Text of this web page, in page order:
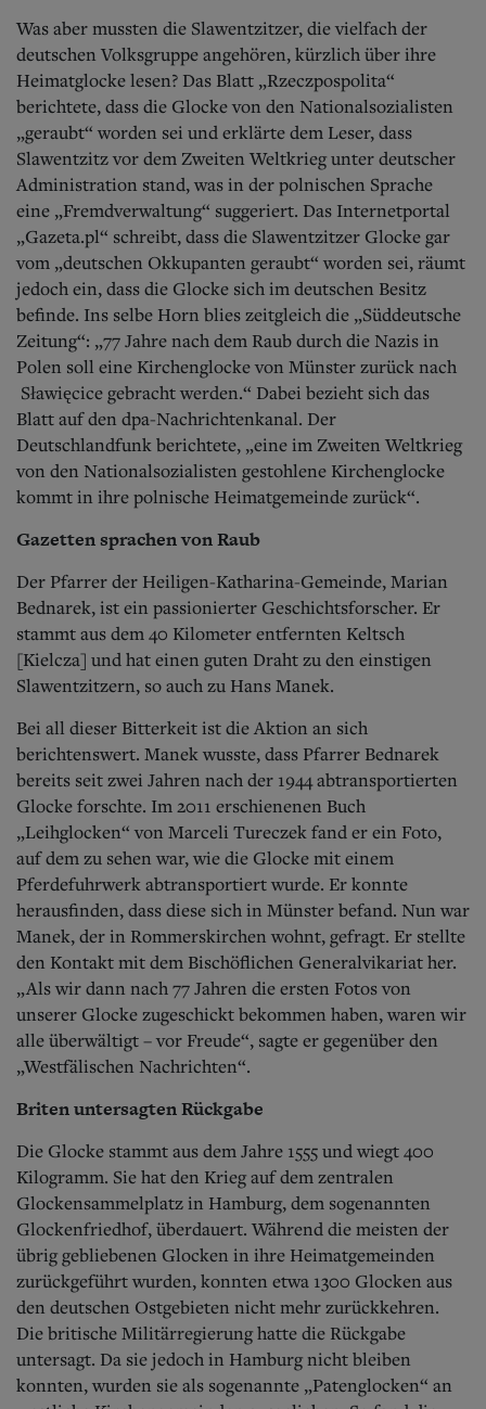
Was aber mussten die Slawentzitzer, die vielfach der
deutschen Volksgruppe angehören, kürzlich über ihre
Heimatglocke lesen? Das Blatt „Rzeczpospolita“
berichtete, dass die Glocke von den Nationalsozialisten
„geraubt“ worden sei und erklärte dem Leser, dass
Slawentzitz vor dem Zweiten Weltkrieg unter deutscher
Administration stand, was in der polnischen Sprache
eine „Fremdverwaltung“ suggeriert. Das Internetportal
„Gazeta.pl“ schreibt, dass die Slawentzitzer Glocke gar
vom „deutschen Okkupanten geraubt“ worden sei, räumt
jedoch ein, dass die Glocke sich im deutschen Besitz
befinde. Ins selbe Horn blies zeitgleich die „Süddeutsche
Zeitung“: „77 Jahre nach dem Raub durch die Nazis in
Polen soll eine Kirchenglocke von Münster zurück nach
Sławięcice gebracht werden.“ Dabei bezieht sich das
Blatt auf den dpa-Nachrichtenkanal. Der
Deutschlandfunk berichtete, „eine im Zweiten Weltkrieg
von den Nationalsozialisten gestohlene Kirchenglocke
kommt in ihre polnische Heimatgemeinde zurück“.
Gazetten sprachen von Raub
Der Pfarrer der Heiligen-Katharina-Gemeinde, Marian
Bednarek, ist ein passionierter Geschichtsforscher. Er
stammt aus dem 40 Kilometer entfernten Keltsch
[Kielcza] und hat einen guten Draht zu den einstigen
Slawentzitzern, so auch zu Hans Manek.
Bei all dieser Bitterkeit ist die Aktion an sich
berichtenswert. Manek wusste, dass Pfarrer Bednarek
bereits seit zwei Jahren nach der 1944 abtransportierten
Glocke forschte. Im 2011 erschienenen Buch
„Leihglocken“ von Marceli Tureczek fand er ein Foto,
auf dem zu sehen war, wie die Glocke mit einem
Pferdefuhrwerk abtransportiert wurde. Er konnte
herausfinden, dass diese sich in Münster befand. Nun war
Manek, der in Rommerskirchen wohnt, gefragt. Er stellte
den Kontakt mit dem Bischöflichen Generalvikariat her.
„Als wir dann nach 77 Jahren die ersten Fotos von
unserer Glocke zugeschickt bekommen haben, waren wir
alle überwältigt – vor Freude“, sagte er gegenüber den
„Westfälischen Nachrichten“.
Briten untersagten Rückgabe
Die Glocke stammt aus dem Jahre 1555 und wiegt 400
Kilogramm. Sie hat den Krieg auf dem zentralen
Glockensammelplatz in Hamburg, dem sogenannten
Glockenfriedhof, überdauert. Während die meisten der
übrig gebliebenen Glocken in ihre Heimatgemeinden
zurückgeführt wurden, konnten etwa 1300 Glocken aus
den deutschen Ostgebieten nicht mehr zurückkehren.
Die britische Militärregierung hatte die Rückgabe
untersagt. Da sie jedoch in Hamburg nicht bleiben
konnten, wurden sie als sogenannte „Patenglocken“ an